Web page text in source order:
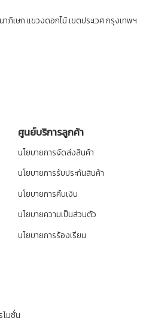
เษก แขวงดอกไม้ เขตประเวศ กรุงเทพฯ
ศูนย์บริการลูกค้า
นโยบายการจัดส่งสินค้า
นโยบายการรับประกันสินค้า
นโยบายการคืนเงิน
นโยบายความเป็นส่วนตัว
นโยบายการร้องเรียน
โมชั่น